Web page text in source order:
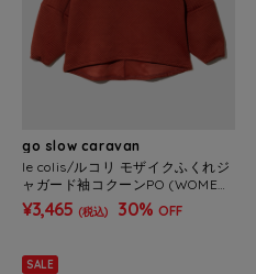
go slow caravan
le colis/ルコリ モザイクふくれジ
ャガード袖コクーンPO (WOMEN
S)
¥3,465 (税込) 30% OFF
SALE